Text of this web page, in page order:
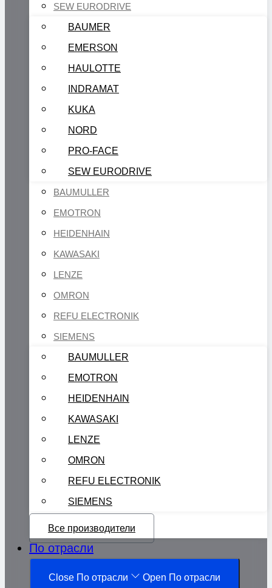
SEW EURODRIVE
BAUMER
EMERSON
HAULOTTE
INDRAMAT
KUKA
NORD
PRO-FACE
SEW EURODRIVE
BAUMULLER
EMOTRON
HEIDENHAIN
KAWASAKI
LENZE
OMRON
REFU ELECTRONIK
SIEMENS
BAUMULLER
EMOTRON
HEIDENHAIN
KAWASAKI
LENZE
OMRON
REFU ELECTRONIK
SIEMENS
Все производители
По отрасли
Close По отрасли Open По отрасли